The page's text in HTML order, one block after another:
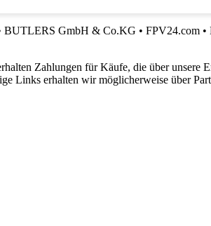
BUTLERS GmbH & Co.KG • FPV24.com •
Zahlungen für Käufe, die über unsere
Links erhalten wir möglicherweise über